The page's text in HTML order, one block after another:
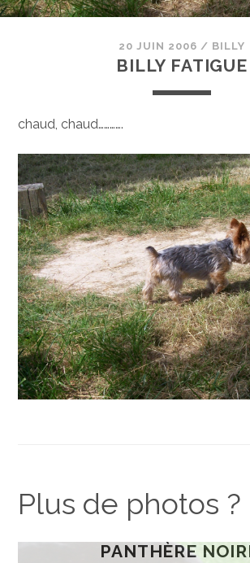
20 JUIN 2006 / BILLY
BILLY FATIGUE
chaud, chaud………….
Plus de photos ?
PANTHÈRE